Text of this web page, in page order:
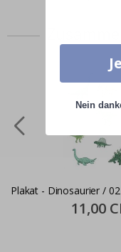
Plakat - Dinosaurier / 02
Special
Price
11,00
Nein